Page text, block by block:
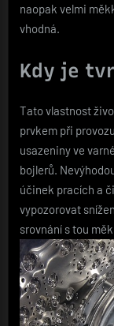
naopak velmi
vhodná.
Kdy je
Tato vlastnost
prvkem při
usazeniny ve
bojlerů.
účinek pracích a
vypozorovat
srovnání s tou